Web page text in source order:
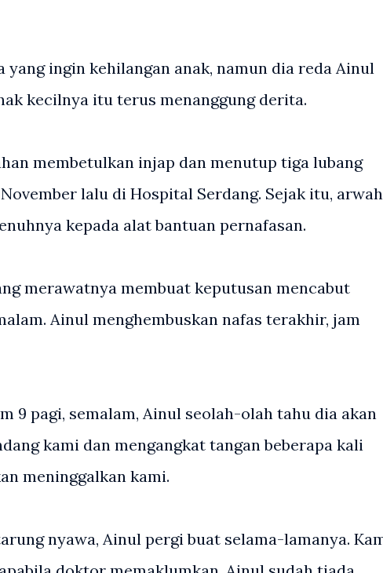
yang ingin kehilangan anak, namun dia reda Ainul
kecilnya itu terus menanggung derita.
membetulkan injap dan menutup tiga lubang
lalu di Hospital Serdang. Sejak itu, arwah
kepada alat bantuan pernafasan.
merawatnya membuat keputusan mencabut
Ainul menghembuskan nafas terakhir, jam
9 pagi, semalam, Ainul seolah-olah tahu dia akan
kami dan mengangkat tangan beberapa kali
meninggalkan kami.
nyawa, Ainul pergi buat selama-lamanya.